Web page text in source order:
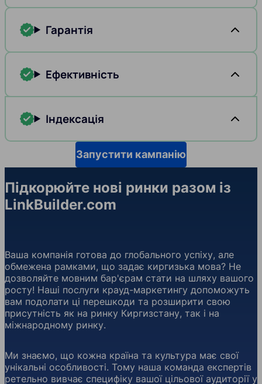
Гарантія
Ефективність
Індексація
Запустити кампанію
Підкорюйте нові ринки разом із
LinkBuilder.com
Ваша компанія готова до глобального успіху, але
обмежена рамками, що задає киргизька мова? Не
дозволяйте мовним бар'єрам стати на шляху вашого
росту! Наші послуги крауд-маркетингу допоможуть
вам подолати ці перешкоди та розширити свою
присутність як на ринку Киргизстану, так і на
міжнародному ринку.
Ми знаємо, що кожна країна та культура має свої
унікальні особливості. Тому наша команда експертів
ретельно вивчає специфіку вашої цільової аудиторії у